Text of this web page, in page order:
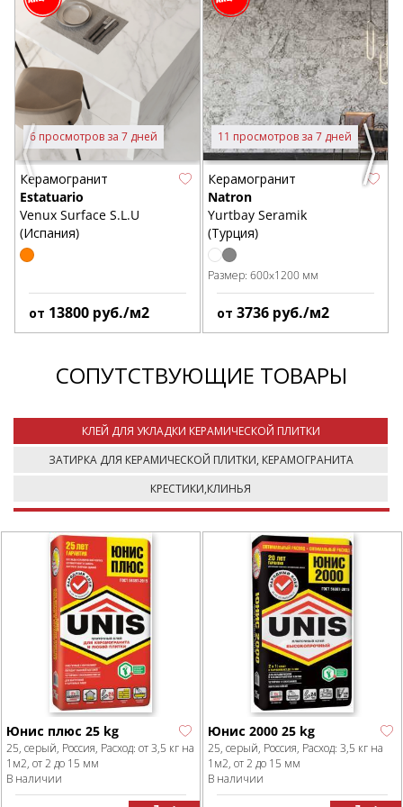
Previous
6 просмотров за 7 дней
Керамогранит
Estatuario
Venux Surface S.L.U
(Испания)
от 13800 руб./м2
11 просмотров за 7 дней
Керамогранит
Natron
Yurtbay Seramik
(Турция)
Размер: 600x1200 мм
от 3736 руб./м2
Next
СОПУТСТВУЮЩИЕ ТОВАРЫ
КЛЕЙ ДЛЯ УКЛАДКИ КЕРАМИЧЕСКОЙ ПЛИТКИ
ЗАТИРКА ДЛЯ КЕРАМИЧЕСКОЙ ПЛИТКИ, КЕРАМОГРАНИТА
КРЕСТИКИ,КЛИНЬЯ
Юнис плюс 25 kg
25, серый, Россия, Расход: от 3,5 кг на
1м2, от 2 до 15 мм
В наличии
Юнис 2000 25 kg
25, серый, Россия, Расход: 3,5 кг на
1м2, от 2 до 15 мм
В наличии